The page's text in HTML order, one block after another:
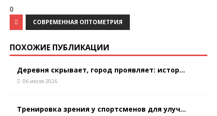
0
СОВРЕМЕННАЯ ОПТОМЕТРИЯ
ПОХОЖИЕ ПУБЛИКАЦИИ
Деревня скрывает, город проявляет: истор...
06 июля 2026
Тренировка зрения у спортсменов для улуч...